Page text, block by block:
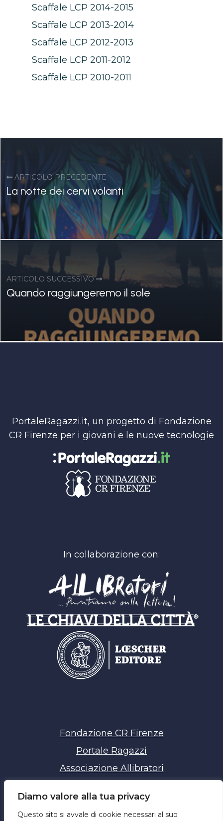
Diamo valore alla tua privacy
Questo sito si avvale di cookie necessari al suo
Scaffale LCP 2014-2015
Scaffale LCP 2013-2014
Scaffale LCP 2012-2013
Scaffale LCP 2011-2012
Scaffale LCP 2010-2011
ARTICOLO PRECEDENTE
La notte dei cervi volanti
ARTICOLO SUCCESSIVO
Quando raggiungeremo il sole
PortaleRagazzi.it, un progetto di Fondazione
CR Firenze per i giovani e le nuove tecnologie
In collaborazione con:
Fondazione CR Firenze
Portale Ragazzi
Associazione Allibratori
Privacy policy